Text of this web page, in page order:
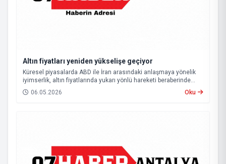
Altın fiyatları yeniden yükselişe geçiyor
Küresel piyasalarda ABD ile İran arasındaki anlaşmaya yönelik
iyimserlik, altın fiyatlarında yukarı yönlü hareketi beraberinde
getirdi.
06.05.2026 Oku